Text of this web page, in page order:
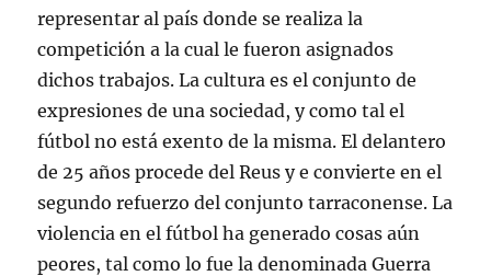
representar al país donde se realiza la
competición a la cual le fueron asignados
dichos trabajos. La cultura es el conjunto de
expresiones de una sociedad, y como tal el
fútbol no está exento de la misma. El delantero
de 25 años procede del Reus y e convierte en el
segundo refuerzo del conjunto tarraconense. La
violencia en el fútbol ha generado cosas aún
peores, tal como lo fue la denominada Guerra